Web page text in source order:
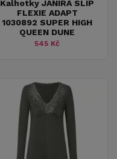
Kalhotky JANIRA SLIP
FLEXIE ADAPT
1030892 SUPER HIGH
QUEEN DUNE
545 Kč